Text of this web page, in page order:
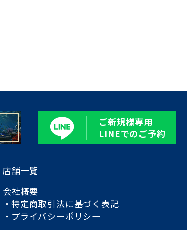
ご新規様専用
LINEでのご予約
店舗一覧
会社概要
特定商取引法に基づく 表記
プライバシーポリシー